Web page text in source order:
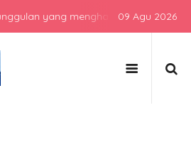
yang menghasilkan lulusan
09 Agu 2026